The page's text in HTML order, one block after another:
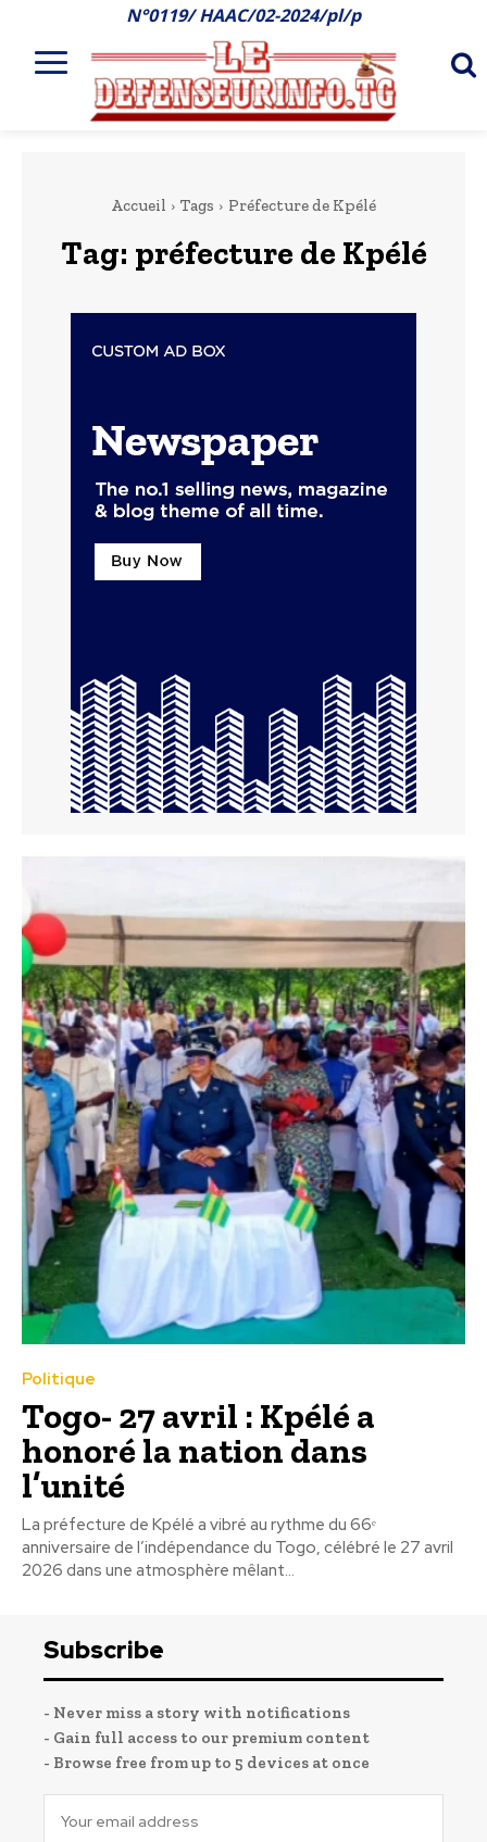
N°0119/ HAAC/02-2024/pl/p
Accueil Tags Préfecture de Kpélé
Tag: préfecture de Kpélé
Politique
Togo- 27 avril : Kpélé a
honoré la nation dans
l’unité
La préfecture de Kpélé a vibré au rythme du 66ᵉ
anniversaire de l’indépendance du Togo, célébré le 27 avril
2026 dans une atmosphère mêlant...
Subscribe
- Never miss a story with notifications
- Gain full access to our premium content
- Browse free from up to 5 devices at once